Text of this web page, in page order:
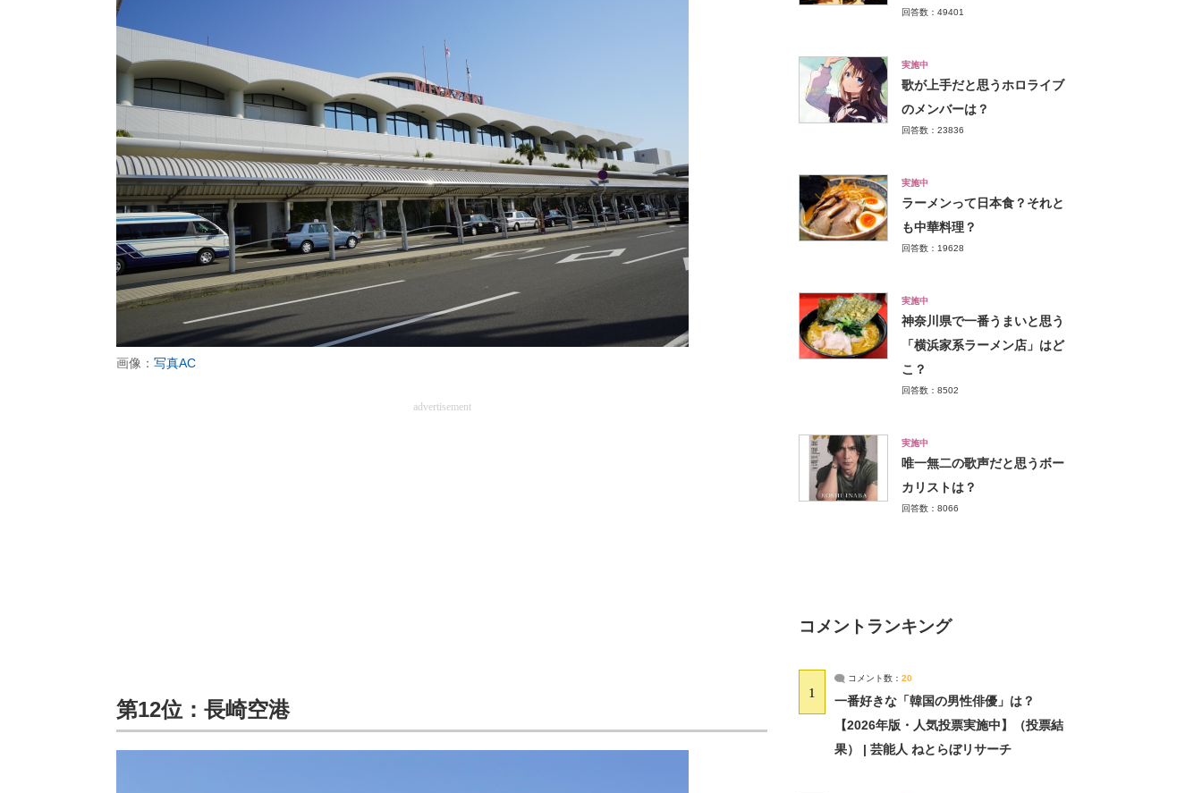
画像： 写真AC
advertisement
第12位：長崎空港
回答数：49401
実施中
歌が上手だと思うホロライブ
のメンバーは？
回答数：23836
実施中
ラーメンって日本食？それと
も中華料理？
回答数：19628
実施中
神奈川県で一番うまいと思う
「横浜家系ラーメン店」はど
こ？
回答数：8502
実施中
唯一無二の歌声だと思うボー
カリストは？
回答数：8066
コメントランキング
1
コメント数： 20
一番好きな「韓国の男性俳優」は？
【2026年版・人気投票実施中】（投票結
果） | 芸能人 ねとらぼリサーチ